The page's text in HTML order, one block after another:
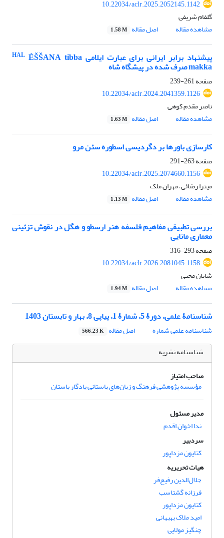
10.22034/aclr.2025.2052145.1142
گلفام شریفی
مشاهده مقاله
اصل مقاله 1.58 M
پیشنهاد برابر ایرانی برای عبارت ایلامی HAL ÉŠŠANA tibba
makka صرف شده در پیشگاه شاه
صفحه261-239
10.22034/aclr.2024.2041359.1126
ناصر مقدم کوهی
مشاهده مقاله
اصل مقاله 1.63 M
کارسازی باورها بر دگردیسی اسطوره سئن مرو
صفحه263-291
10.22034/aclr.2025.2074660.1156
میترا رضائی، مهران ملک
مشاهده مقاله
اصل مقاله 1.13 M
بررسی تطبیقی مفاهیم فلسفه هنر ارسطو و هگل در نقوش تزئینی
معماری مانایی
صفحه293-316
10.22034/aclr.2026.2081045.1158
شایان محبی
مشاهده مقاله
اصل مقاله 1.94 M
شناسنامۀ علمی، دورۀ 5، شمارۀ 1، پیاپی 8، بهار و تابستان 1403
شناسنامه علمی شماره اصل مقاله 566.23 K
شناسنامه نشریه
صاحب امتیاز
مؤسسه پژوهشی فرهنگ و زبان‌های باستانی یادگار باستان
مدیر مسئول
ندا اخوان اقدم
سردبیر
کتایون مزداپور
هیات تحریریه
جلال‌الدین رفیع‌فر
فرزانه گشتاسب
کتایون مزداپور
امید ملاک بهبهانی
چنگیز مولایی